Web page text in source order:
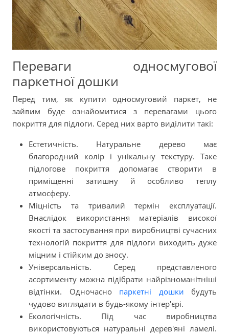
Переваги односмугової
паркетної дошки
Перед тим, як купити односмуговий паркет, не
зайвим буде ознайомитися з перевагами цього
покриття для підлоги. Серед них варто виділити такі:
Естетичність. Натуральне дерево має
благородний колір і унікальну текстуру. Таке
підлогове покриття допомагає створити в
приміщенні затишну й особливо теплу
атмосферу.
Міцність та тривалий термін експлуатації.
Внаслідок використання матеріалів високої
якості та застосування при виробництві сучасних
технологій покриття для підлоги виходить дуже
міцним і стійким до зносу.
Універсальність. Серед представленого
асортименту можна підібрати найрізноманітніші
відтінки. Одночасно паркетні дошки будуть
чудово виглядати в будь-якому інтер'єрі.
Екологічність. Під час виробництва
використовуються натуральні дерев'яні ламелі.